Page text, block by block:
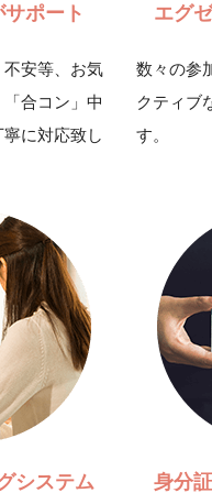
ポート
安等、お気
合コン」中
に対応致し
エグ
数々の参
クティブ
す。
システム 身分